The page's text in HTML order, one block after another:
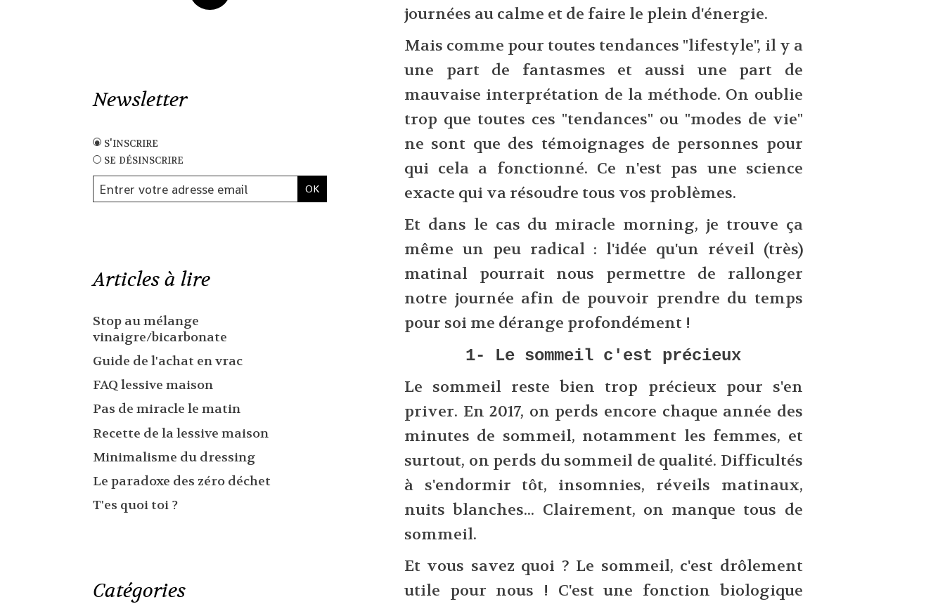
Newsletter
s'inscrire
se désinscrire
Articles à lire
Stop au mélange
vinaigre/bicarbonate
Guide de l'achat en vrac
FAQ lessive maison
Pas de miracle le matin
Recette de la lessive maison
Minimalisme du dressing
Le paradoxe des zéro déchet
T'es quoi toi ?
Catégories
journées au calme et de faire le plein d'énergie.
Mais comme pour toutes tendances "lifestyle", il y a
une part de fantasmes et aussi une part de
mauvaise interprétation de la méthode. On oublie
trop que toutes ces "tendances" ou "modes de vie"
ne sont que des témoignages de personnes pour
qui cela a fonctionné. Ce n'est pas une science
exacte qui va résoudre tous vos problèmes.
Et dans le cas du miracle morning, je trouve ça
même un peu radical : l'idée qu'un réveil (très)
matinal pourrait nous permettre de rallonger
notre journée afin de pouvoir prendre du temps
pour soi me dérange profondément !
1- Le sommeil c'est précieux
Le sommeil reste bien trop précieux pour s'en
priver. En 2017, on perds encore chaque année des
minutes de sommeil, notamment les femmes, et
surtout, on perds du sommeil de qualité. Difficultés
à s'endormir tôt, insomnies, réveils matinaux,
nuits blanches... Clairement, on manque tous de
sommeil.
Et vous savez quoi ? Le sommeil, c'est drôlement
utile pour nous ! C'est une fonction biologique